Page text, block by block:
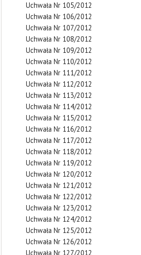
Uchwała Nr 105/2012
Uchwała Nr 106/2012
Uchwała Nr 107/2012
Uchwała Nr 108/2012
Uchwała Nr 109/2012
Uchwała Nr 110/2012
Uchwała Nr 111/2012
Uchwała Nr 112/2012
Uchwała Nr 113/2012
Uchwała Nr 114/2012
Uchwała Nr 115/2012
Uchwała Nr 116/2012
Uchwała Nr 117/2012
Uchwała Nr 118/2012
Uchwała Nr 119/2012
Uchwała Nr 120/2012
Uchwała Nr 121/2012
Uchwała Nr 122/2012
Uchwała Nr 123/2012
Uchwała Nr 124/2012
Uchwała Nr 125/2012
Uchwała Nr 126/2012
Uchwała Nr 127/2012